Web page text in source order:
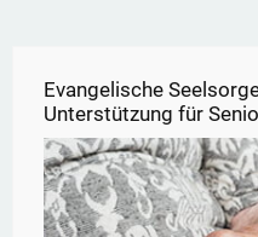
Evangelische
Unterstützung für